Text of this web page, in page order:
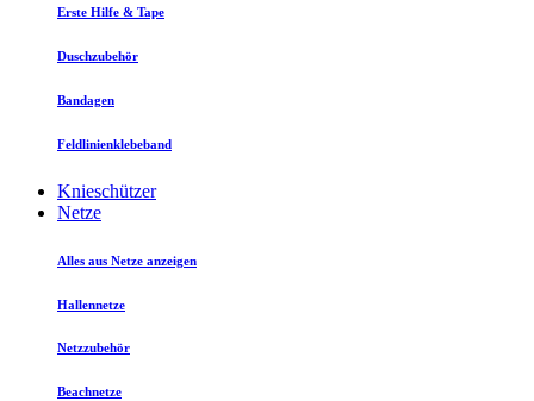
Erste Hilfe & Tape
Duschzubehör
Bandagen
Feldlinienklebeband
Knieschützer
Netze
Alles aus Netze anzeigen
Hallennetze
Netzzubehör
Beachnetze